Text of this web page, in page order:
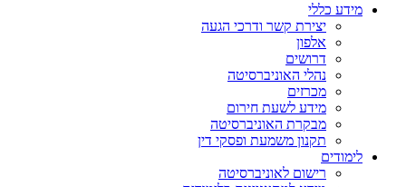
מידע כללי
יצירת קשר ודרכי הגעה
אלפון
דרושים
נהלי האוניברסיטה
מכרזים
מידע לשעת חירום
מבקרת האוניברסיטה
תקנון משמעת ופסקי דין
לימודים
רישום לאוניברסיטה